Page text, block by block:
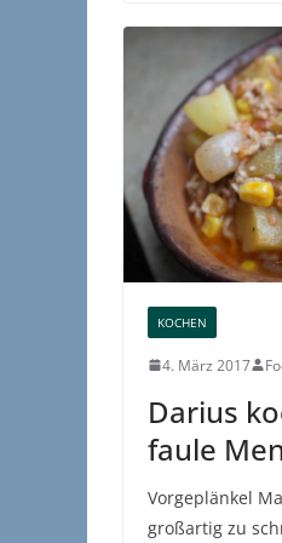
KOCHEN
4. März 2017
Darius
faule
Vorgeplänkel
großartig zu